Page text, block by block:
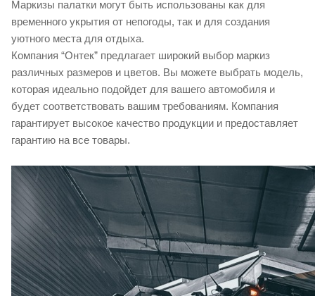
Маркизы палатки могут быть использованы как для
временного укрытия от непогоды, так и для создания
уютного места для отдыха.
Компания “Онтек” предлагает широкий выбор маркиз
различных размеров и цветов. Вы можете выбрать модель,
которая идеально подойдет для вашего автомобиля и
будет соответствовать вашим требованиям. Компания
гарантирует высокое качество продукции и предоставляет
гарантию на все товары.